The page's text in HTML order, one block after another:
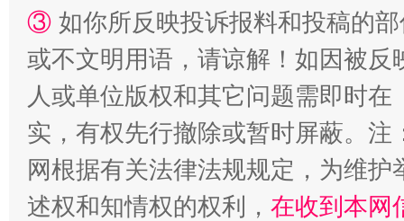
漫山遍野的桃花与雪山、麦地、白藏房 除
③ 如你所反映投诉报料和投稿的
或不文明用语，请谅解！如因被
人或单位版权和其它问题需即时在
实，有权先行撤除或暂时屏蔽。
网根据有关法律法规规定，为维
述权和知情权的权利， 在收到本网